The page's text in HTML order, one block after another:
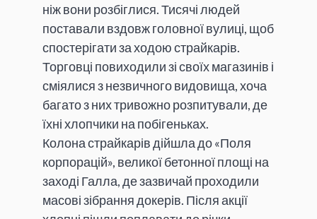
ніж вони розбіглися. Тисячі людей
поставали вздовж головної вулиці, щоб
спостерігати за ходою страйкарів.
Торговці повиходили зі своїх магазинів і
сміялися з незвичного видовища, хоча
багато з них тривожно розпитували, де
їхні хлопчики на побігеньках.
Колона страйкарів дійшла до «Поля
корпорацій», великої бетонної площі на
заході Галла, де зазвичай проходили
масові зібрання докерів. Після акції